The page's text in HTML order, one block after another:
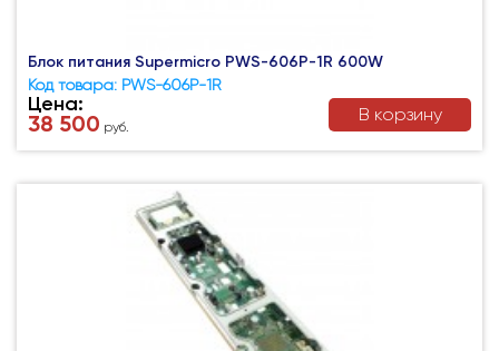
Блок питания Supermicro PWS-606P-1R 600W
Код товара: PWS-606P-1R
Цена:
38 500 руб.
В корзину